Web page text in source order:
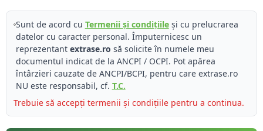
Sunt de acord cu Termenii și condițiileși cu prelucrarea
datelor cu caracter personal. Împuternicesc un
reprezentant extrase.ro să solicite în numele meu
documentul indicat de la ANCPI / OCPI. Pot apărea
întârzieri cauzate de ANCPI/BCPI, pentru care extrase.ro
NU este responsabil, cf. T.C.
Trebuie să accepți termenii și condițiile pentru a continua.